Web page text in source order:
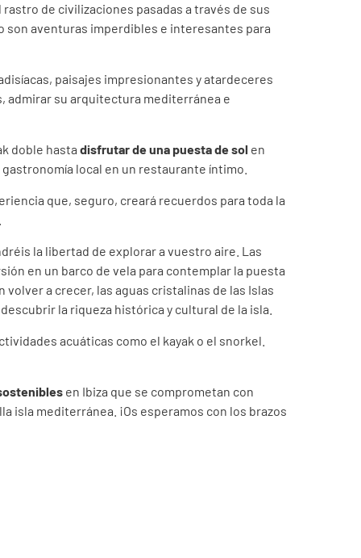
de civilizaciones pasadas a través de sus
son aventuras imperdibles e interesantes para
paisajes impresionantes y atardeceres
admirar su arquitectura mediterránea e
doble hasta disfrutar de una puesta de sol en
local en un restaurante íntimo.
que, seguro, creará recuerdos para toda la
la libertad de explorar a vuestro aire. Las
en un barco de vela para contemplar la puesta
a crecer, las aguas cristalinas de las Islas
la riqueza histórica y cultural de la isla.
acuáticas como el kayak o el snorkel.
en Ibiza que se comprometan con
isla mediterránea. ¡Os esperamos con los brazos